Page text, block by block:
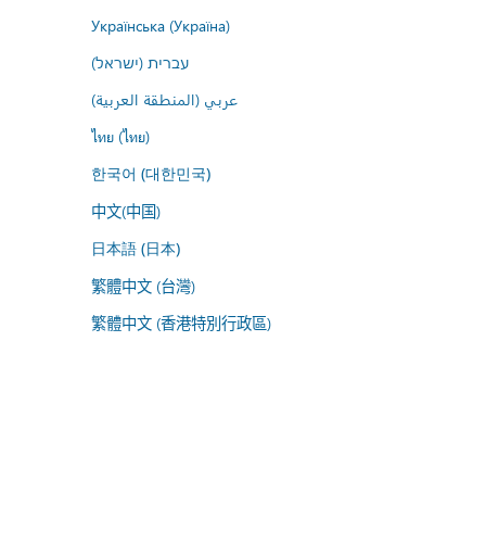
Українська (Україна)
עברית (ישראל)
عربي (المنطقة العربية)
ไทย (ไทย)
한국어 (대한민국)
中文(中国)
日本語 (日本)
繁體中文 (台灣)
繁體中文 (香港特別行政區)